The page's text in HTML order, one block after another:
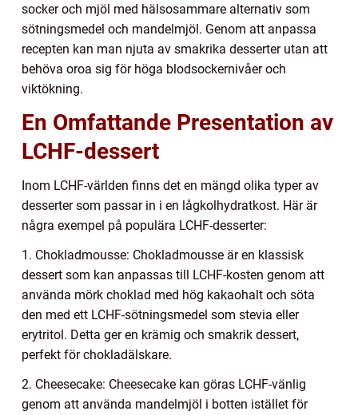
socker och mjöl med hälsosammare alternativ som
sötningsmedel och mandelmjöl. Genom att anpassa
recepten kan man njuta av smakrika desserter utan att
behöva oroa sig för höga blodsockernivåer och
viktökning.
En Omfattande Presentation av
LCHF-dessert
Inom LCHF-världen finns det en mängd olika typer av
desserter som passar in i en lågkolhydratkost. Här är
några exempel på populära LCHF-desserter:
1. Chokladmousse: Chokladmousse är en klassisk
dessert som kan anpassas till LCHF-kosten genom att
använda mörk choklad med hög kakaohalt och söta
den med ett LCHF-sötningsmedel som stevia eller
erytritol. Detta ger en krämig och smakrik dessert,
perfekt för chokladälskare.
2. Cheesecake: Cheesecake kan göras LCHF-vänlig
genom att använda mandelmjöl i botten istället för